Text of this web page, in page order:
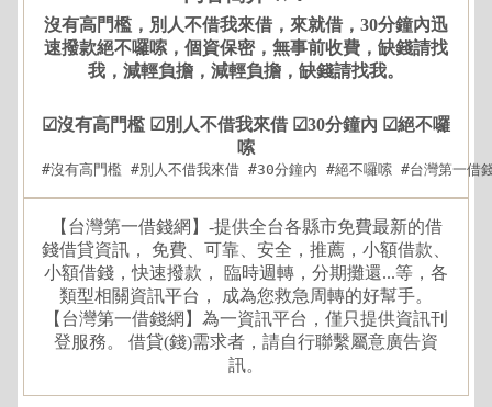
沒有高門檻，別人不借我來借，來就借，30分鐘內迅
速撥款絕不囉嗦，個資保密，無事前收費，缺錢請找
我，減輕負擔，減輕負擔，缺錢請找我。
☑沒有高門檻 ☑別人不借我來借 ☑30分鐘內 ☑絕不囉
嗦
#沒有高門檻 #別人不借我來借 #30分鐘內 #絕不囉嗦 #台灣第一借
【台灣第一借錢網】-提供全台各縣市免費最新的借
錢借貸資訊， 免費、可靠、安全，推薦，小額借款、
小額借錢，快速撥款， 臨時週轉，分期攤還...等，各
類型相關資訊平台， 成為您救急周轉的好幫手。
【台灣第一借錢網】為一資訊平台，僅只提供資訊刊
登服務。 借貸(錢)需求者，請自行聯繫屬意廣告資
訊。